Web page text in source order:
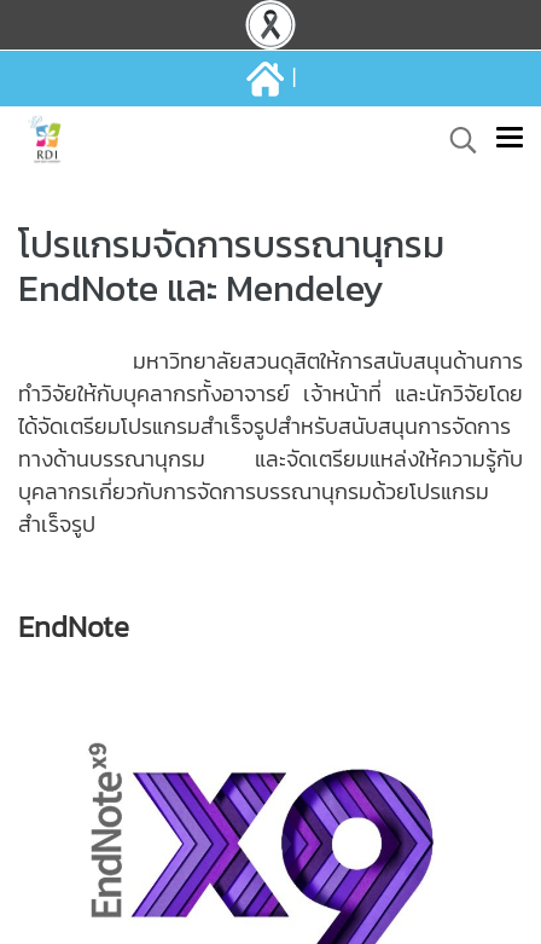
|
โปรแกรมจัดการบรรณานุกรม
EndNote และ Mendeley
มหาวิทยาลัยสวนดุสิตให้การสนับสนุนด้านการ
ทำวิจัยให้กับบุคลากรทั้งอาจารย์ เจ้าหน้าที่ และนักวิจัยโดย
ได้จัดเตรียมโปรแกรมสำเร็จรูปสำหรับสนับสนุนการจัดการ
ทางด้านบรรณานุกรม และจัดเตรียมแหล่งให้ความรู้กับ
บุคลากรเกี่ยวกับการจัดการบรรณานุกรมด้วยโปรแกรม
สำเร็จรูป
EndNote